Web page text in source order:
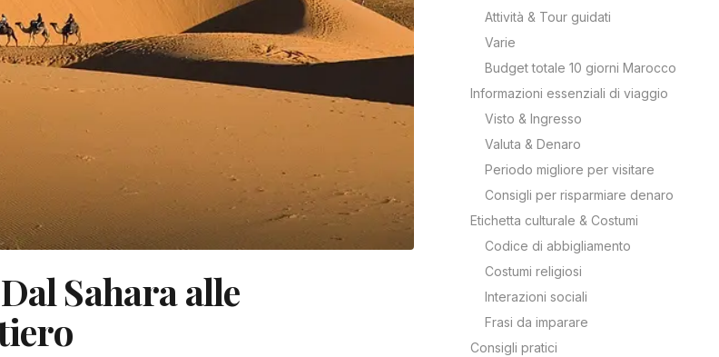
Sahara alle
Attività & Tour guidati
Varie
Budget totale 10 giorni Marocco
Informazioni essenziali di viaggio
Visto & Ingresso
Valuta & Denaro
Periodo migliore per visitare
Consigli per risparmiare denaro
Etichetta culturale & Costumi
Codice di abbigliamento
Costumi religiosi
Interazioni sociali
Frasi da imparare
Consigli pratici